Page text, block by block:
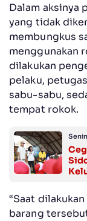
Dalam aksinya
yang tidak
membungkus
menggunakan
dilakukan
pelaku,
sabu-sabu,
tempat rokok.
“Saat
barang